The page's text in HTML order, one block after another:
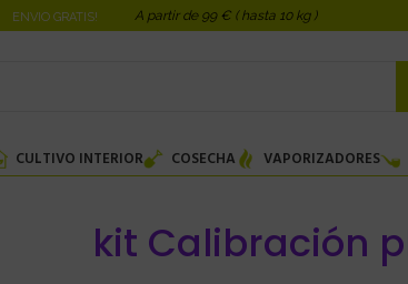
ENVIO GRATIS! A partir de 99 € ( hasta 10 kg )
CULTIVO INTERIOR COSECHA VAPORIZADORES
kit Calibración